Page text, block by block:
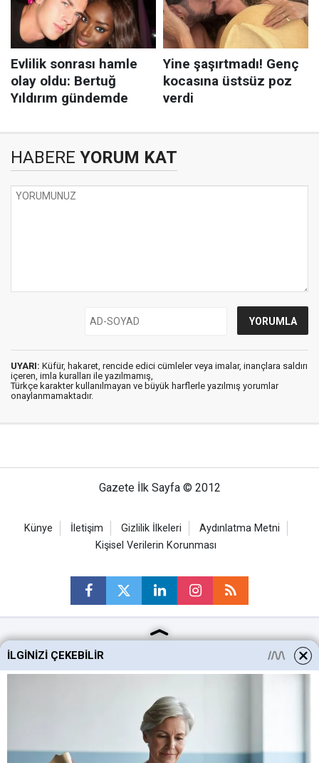
HABERE YORUM KAT
UYARI: Küfür, hakaret, rencide edici cümleler veya imalar, inançlara saldırı
içeren, imla kuralları ile yazılmamış,
Türkçe karakter kullanılmayan ve büyük harflerle yazılmış yorumlar
onaylanmamaktadır.
Gazete İlk Sayfa © 2012
Künye İletişim Gizlilik İlkeleri
Aydınlatma Metni
Kişisel Verilerin Korunması
Ankara Haberleri
Keçiören Haberleri
Mamak Haberleri
İLGINIZI ÇEKEBILIR